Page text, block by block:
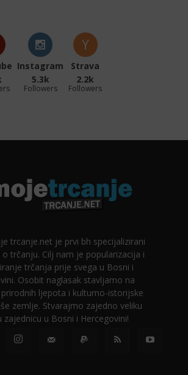
Instagram
5.3k
Followers
Strava
2.2k
Followers
trcanje.net je prvi bh specijalizirani
trčanju. Cilj nam je popularizacija i
trčanja prije svega u Bosni i
Osobit naglasak stavljamo na
ljepota i kulturno-istorijske
zemlje. Stvarajmo zajedno veliku
zajednicu u Bosni i Hercegovini!